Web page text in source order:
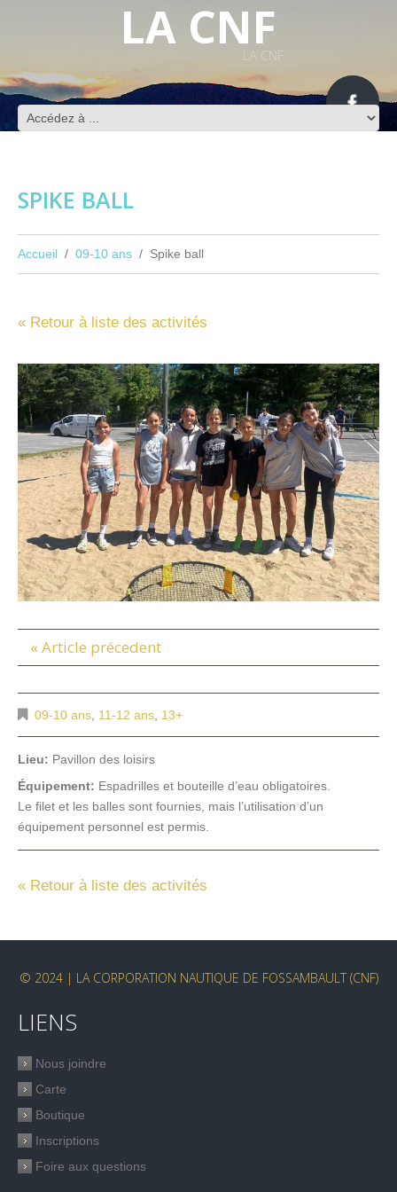
LA CNF
LA CNF
SPIKE BALL
Accueil 09-10 ans Spike ball
« Retour à liste des activités
« Article précedent
09-10 ans 11-12 ans 13+
Lieu: Pavillon des loisirs
Équipement: Espadrilles et bouteille d’eau obligatoires.
Le filet et les balles sont fournies, mais l’utilisation d’un
équipement personnel est permis.
« Retour à liste des activités
© 2024 | LA CORPORATION NAUTIQUE DE FOSSAMBAULT (CNF)
LIENS
Nous joindre
Carte
Boutique
Inscriptions
Foire aux questions